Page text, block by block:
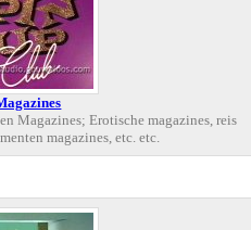
Magazines; Erotische magazines, reis
magazines, etc. etc.